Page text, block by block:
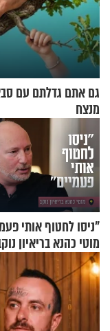
גם אתם גדלתם עם
מנצח
"ניסו לחטוף אותי
מוטי כהנא בריאיון